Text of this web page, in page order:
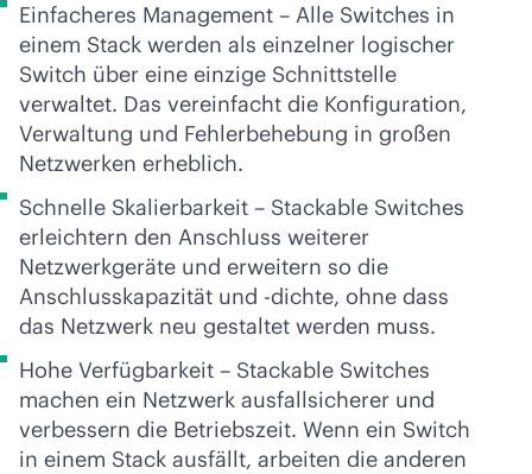
Einfacheres Management – Alle Switches in
einem Stack werden als einzelner logischer
Switch über eine einzige Schnittstelle
verwaltet. Das vereinfacht die Konfiguration,
Verwaltung und Fehlerbehebung in großen
Netzwerken erheblich.
Schnelle Skalierbarkeit – Stackable Switches
erleichtern den Anschluss weiterer
Netzwerkgeräte und erweitern so die
Anschlusskapazität und -dichte, ohne dass
das Netzwerk neu gestaltet werden muss.
Hohe Verfügbarkeit – Stackable Switches
machen ein Netzwerk ausfallsicherer und
verbessern die Betriebszeit. Wenn ein Switch
in einem Stack ausfällt, arbeiten die anderen